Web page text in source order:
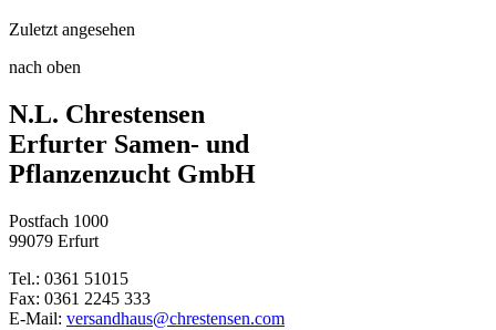
Flammenblume Orange
Buschbohne Maxidor
Neudorff Azet® Beeren- und Obs ...
Durchwachsene Silphie
Zuletzt angesehen
Neudorff® Azet® StaudenDünger ...
nach oben
N.L. Chrestensen
Erfurter Samen- und
Pflanzenzucht GmbH
Postfach 1000
99079 Erfurt
Tel.: 0361 51015
Fax: 0361 2245 333
E-Mail: versandhaus@chrestensen.com